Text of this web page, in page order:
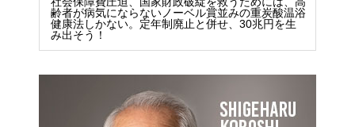
齢者が病気にならないノーベル賞並みの重炭酸温浴
健康法しかない。定年制廃止と併せ、30兆円を生
み出そう！